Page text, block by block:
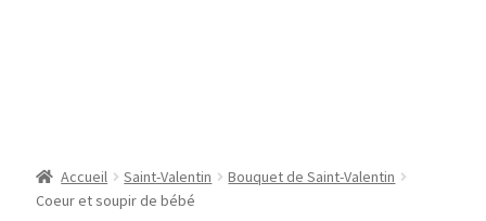
Accueil Saint-Valentin
Bouquet de Saint-Valentin
Coeur et soupir de bébé